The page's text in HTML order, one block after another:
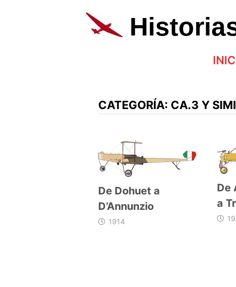
al
contenido
CATEGORÍA: CA.3 Y
De Dohuet a
D’Annunzio
1914
De
a